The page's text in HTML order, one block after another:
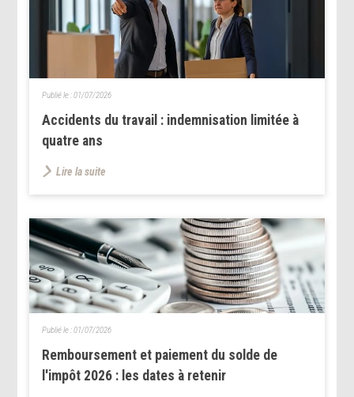
Accidents du travail : indemnisation limitée à
quatre ans
Publié le :01/07/2026
Lire la suite
Remboursement et paiement du solde de
l'impôt 2026 : les dates à retenir
Publié le :01/07/2026